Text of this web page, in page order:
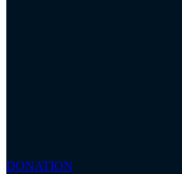
DONATION